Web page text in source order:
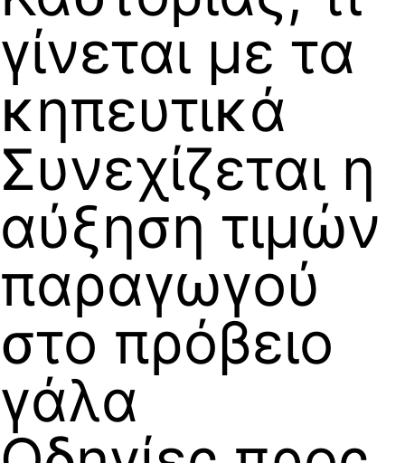
γίνεται με τα
κηπευτικά
Συνεχίζεται η
αύξηση τιμών
παραγωγού
στο πρόβειο
γάλα